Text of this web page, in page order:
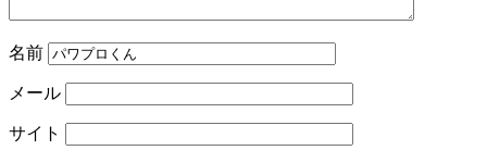
名前
メール
サイト